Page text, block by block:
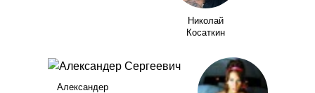
Николай
Косаткин
Александер